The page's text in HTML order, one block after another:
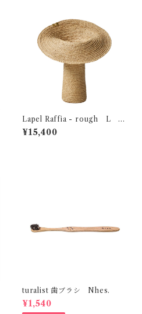
Lapel Raffia - rough L
MOBJE
¥15,400
turalist 歯ブラシ Nhes.
¥1,540